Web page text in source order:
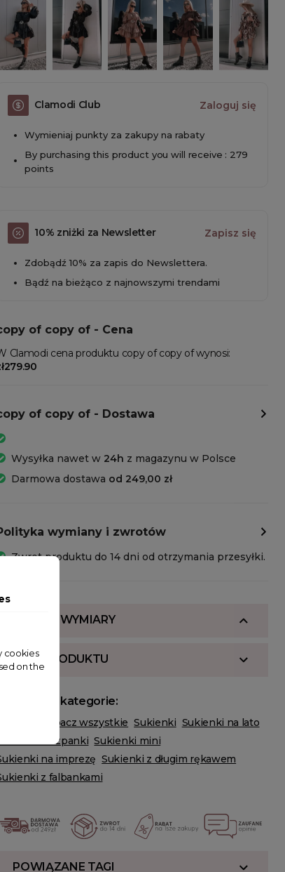
Clamodi Club Zaloguj się
Wymieniaj punkty za zakupy na rabaty
By purchasing this product you will receive : 279
points
10% zniżki za Newsletter Zapisz się
Zdobądź 10% za zapis do Newslettera.
Bądź na bieżąco z najnowszymi trendami
of copy of - Cena
Clamodi cena produktu copy of copy of wynosi:
of copy of - Dostawa
Wysyłka nawet w 24h z magazynu w Polsce
Darmowa dostawa od 249,00 zł
wymiany i zwrotów
Zwrot produktu do 14 dni od otrzymania przesyłki.
SKŁAD I WYMIARY
OPIS PRODUKTU
Powiązane kategorie:
Zobacz wszystkie Sukienki Sukienki na lato
Sukienki hiszpanki Sukienki mini
na imprezę Sukienki z długim rękawem
z falbankami
POWIĄZANE TAGI
cookies
on the